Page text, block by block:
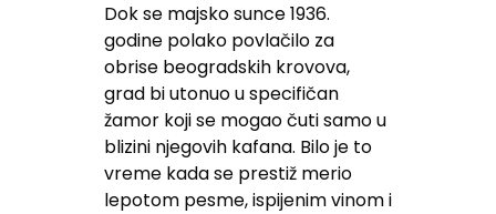
Dok se majsko sunce 1936.
godine polako povlačilo za
obrise beogradskih krovova,
grad bi utonuo u specifičan
žamor koji se mogao čuti samo u
blizini njegovih kafana. Bilo je to
vreme kada se prestiž merio
lepotom pesme, ispijenim vinom i